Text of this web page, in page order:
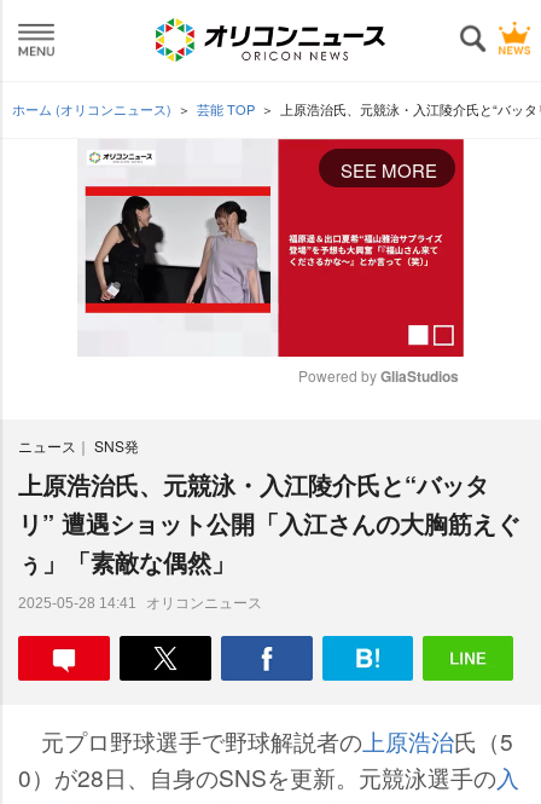
ホーム (オリコンニュース) 芸能 TOP 上原浩治氏、元競泳・入江陵介氏と“バッ
SEE MORE
e
Powered by GliaStudios
ニュース SNS発
上原浩治氏、元競泳・入江陵介氏と“バッタ
リ” 遭遇ショット公開「入江さんの大胸筋えぐ
ぅ」「素敵な偶然」
2025-05-28 14:41 オリコンニュース
元プロ野球選手で野球解説者の 上原浩治氏（5
0）が28日、自身のSNSを更新。元競泳選手の入